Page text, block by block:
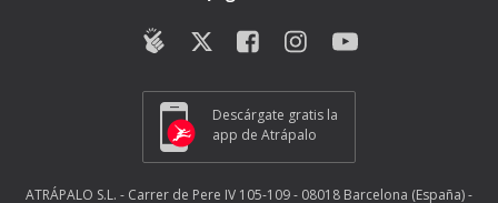
Descárgate gratis la
app de Atrápalo
ATRÁPALO S.L. - Carrer de Pere IV 105-109 - 08018 Barcelona (España) -